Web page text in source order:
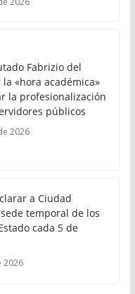
Fabrizio del
«hora académica»
la profesionalización
públicos
2026
a Ciudad
temporal de los
cada 5 de
2026